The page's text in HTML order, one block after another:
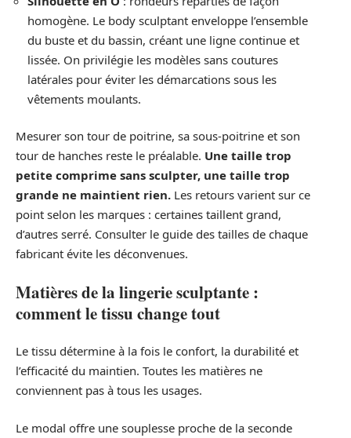
homogène. Le body sculptant enveloppe l’ensemble
du buste et du bassin, créant une ligne continue et
lissée. On privilégie les modèles sans coutures
latérales pour éviter les démarcations sous les
vêtements moulants.
Mesurer son tour de poitrine, sa sous-poitrine et son
tour de hanches reste le préalable. Une taille trop
petite comprime sans sculpter, une taille trop
grande ne maintient rien. Les retours varient sur ce
point selon les marques : certaines taillent grand,
d’autres serré. Consulter le guide des tailles de chaque
fabricant évite les déconvenues.
Matières de la lingerie sculptante :
comment le tissu change tout
Le tissu détermine à la fois le confort, la durabilité et
l’efficacité du maintien. Toutes les matières ne
conviennent pas à tous les usages.
Le modal offre une souplesse proche de la seconde